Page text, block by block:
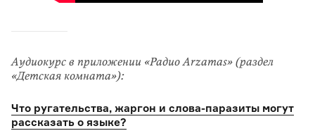
Аудиокурс в приложении «Радио Arzamas» (раздел
«Детская комната»):
Что ругательства, жаргон и слова-паразиты могут
рассказать о языке?